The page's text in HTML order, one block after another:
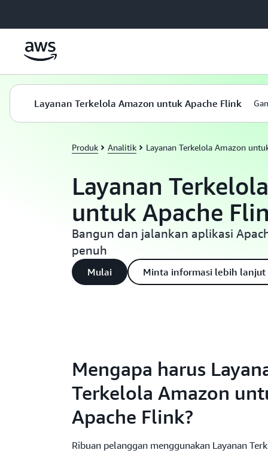
Layanan Terkelola Amazon untuk Apache Flink
Produk Analitik Layanan Terkelola Amazon
Layanan
untuk Apache
Bangun dan jalankan aplikasi
penuh
Mulai Minta informasi lebih lanjut
Mengapa harus
Terkelola Amazon
Apache Flink?
Ribuan pelanggan menggunakan Layanan